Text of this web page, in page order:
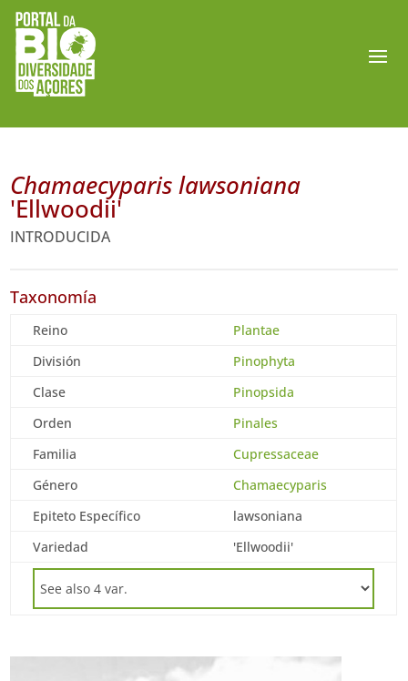
Chamaecyparis lawsoniana
'Ellwoodii'
INTRODUCIDA
Taxonomía
Reino
Plantae
División
Pinophyta
Clase
Pinopsida
Orden
Pinales
Familia
Cupressaceae
Género
Chamaecyparis
Epiteto Específico
lawsoniana
Variedad
'Ellwoodii'